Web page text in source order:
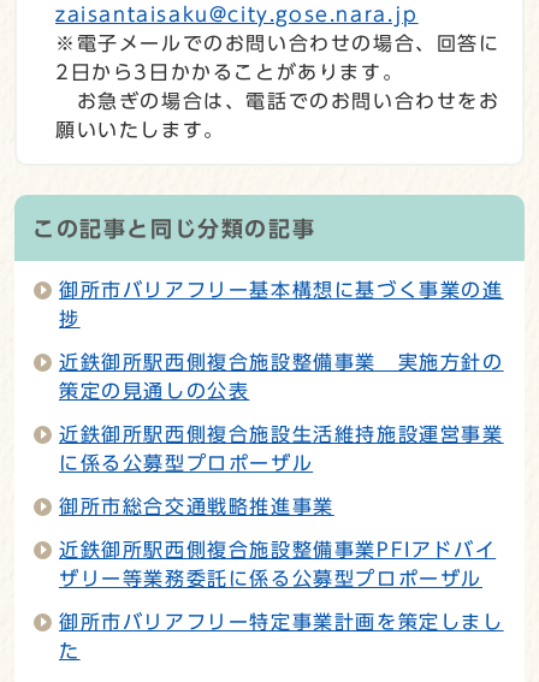
zaisantaisaku@city.gose.nara.jp
※電子メールでのお問い合わせの場合、回答に
2日から3日かかることがあります。
お急ぎの場合は、電話でのお問い合わせをお
願いいたします。
この記事と同じ分類の記事
御所市バリアフリー基本構想に基づく事業の進
捗
近鉄御所駅西側複合施設整備事業 実施方針の
策定の見通しの公表
近鉄御所駅西側複合施設生活維持施設運営事業
に係る公募型プロポーザル
御所市総合交通戦略推進事業
近鉄御所駅西側複合施設整備事業PFIアドバイ
ザリー等業務委託に係る公募型プロポーザル
御所市バリアフリー特定事業計画を策定しまし
た